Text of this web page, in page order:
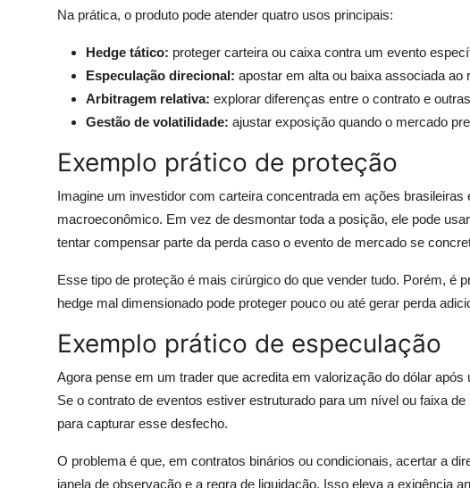
Na prática, o produto pode atender quatro usos principais:
Hedge tático: proteger carteira ou caixa contra um evento
Especulação direcional: apostar em alta ou baixa associada ao
Arbitragem relativa: explorar diferenças entre o contrato e
Gestão de volatilidade: ajustar exposição quando o mercado
Exemplo prático de proteção
Imagine um investidor com carteira concentrada em ações
macroeconômico. Em vez de desmontar toda a posição, ele pode
tentar compensar parte da perda caso o evento de mercado se
Esse tipo de proteção é mais cirúrgico do que vender tudo. Porém, é
hedge mal dimensionado pode proteger pouco ou até gerar perda
Exemplo prático de especulação
Agora pense em um trader que acredita em valorização do dólar
Se o contrato de eventos estiver estruturado para um nível ou faixa
para capturar esse desfecho.
O problema é que, em contratos binários ou condicionais, acertar a
janela de observação e a regra de liquidação. Isso eleva a exigência